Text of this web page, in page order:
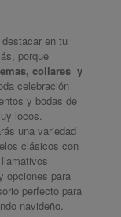
en tu
porque
collares y
celebración
y bodas de
locos.
una variedad
clásicos con
opciones para
perfecto para
navideño.